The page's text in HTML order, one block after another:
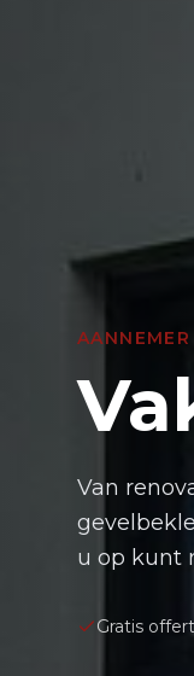
Van
u op kunt
Gratis